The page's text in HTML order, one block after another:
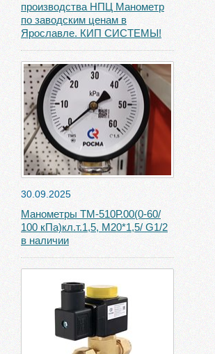
производства НПЦ Манометр
по заводским ценам в
Ярославле. КИП СИСТЕМЫ!
30.09.2025
Манометры ТМ-510Р.00(0-60/
100 кПа)кл.т.1,5, М20*1,5/ G1/2
в наличии